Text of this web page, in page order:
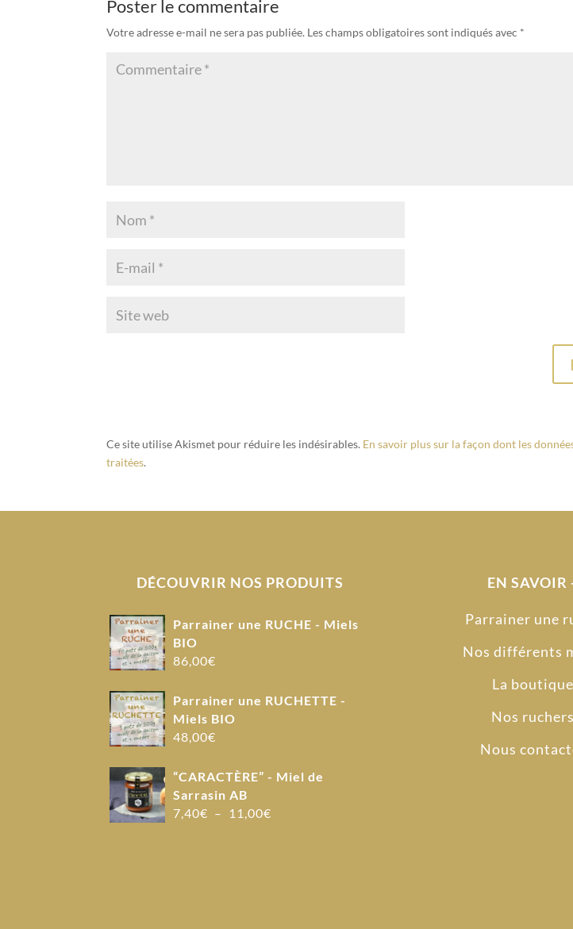
Poster le commentaire
Votre adresse e-mail ne sera pas publiée. Les champs obligatoires sont indiqués avec *
Ce site utilise Akismet pour réduire les indésirables. En savoir plus sur la façon dont les
traitées.
DÉCOUVRIR NOS PRODUITS
Parrainer une RUCHE - Miels
BIO
86,00€
Parrainer une RUCHETTE -
Miels BIO
48,00€
“CARACTÈRE” - Miel de
Sarrasin AB
7,40€ – 11,00€
EN SAVOIR
Parrainer une
Nos différents
La boutique
Nos ruchers
Nous